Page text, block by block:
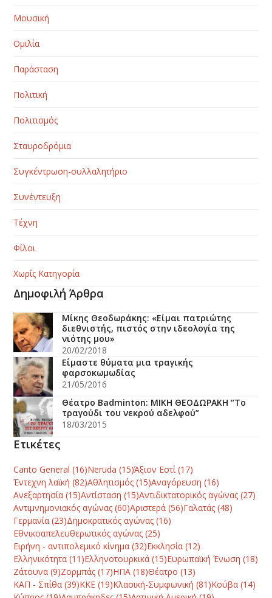
Μουσική
Ομιλία
Παράσταση
Πολιτική
Πολιτισμός
Σταυροδρόμια
Συγκέντρωση-συλλαλητήριο
Συνέντευξη
Τέχνη
Φίλοι
Χωρίς Κατηγορία
Δημοφιλή Άρθρα
Μίκης Θεοδωράκης: «Είμαι πατριώτης
διεθνιστής, πιστός στην ιδεολογία της
νιότης μου»
20/02/2018
Είμαστε θύματα μια τραγικής
φαρσοκωμωδίας
21/05/2016
Θέατρο Badminton: ΜΙΚΗ ΘΕΟΔΩΡΑΚΗ “Το
τραγούδι του νεκρού αδελφού”
18/03/2015
Ετικέτες
Canto General (16)Neruda (15)Άξιον Εστί(17)
Έντεχνη λαϊκή (82)Αθλητισμός (15)Αναγόρευση (16)
Ανεξαρτησία (15)Αντίσταση (15)Αντιδικτατορικός αγώνας (27)
Αντιμνημονιακός αγώνας (60)Αριστερά (56)Γαλατάς (48)
Γερμανία (23)Δημοκρατικός αγώνας (16)
Εθνικοαπελευθερωτικός αγώνας (25)
Ειρήνη - αντιπολεμικό κίνημα (32)Εκκλησία (12)
Ελληνικότητα (11)Ελληνοτουρκικά (15)Ευρωπαϊκή Ένωση (18)
Ζάτουνα (9)Ζορμπάς (17)ΗΠΑ (18)Θέατρο (13)
ΚΑΠ - Σπίθα (39)ΚΚΕ (19)Κλασική-Συμφωνική (81)Κούβα (14)